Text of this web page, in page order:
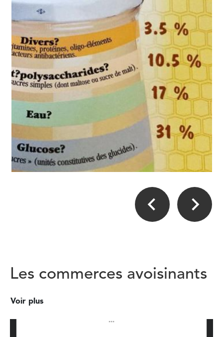
Les commerces avoisinants
Voir plus